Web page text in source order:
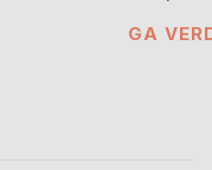
GA